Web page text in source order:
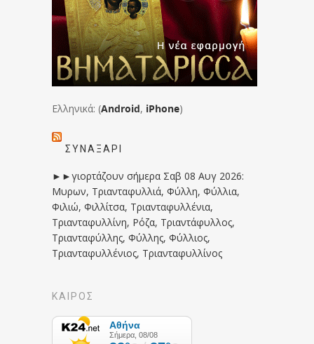
Ελληνικά: (Android, iPhone)
ΣΥΝΑΞΆΡΙ
►►γιορτάζουν σήμερα Σαβ 08 Αυγ 2026:
Μυρων, Τριανταφυλλιά, Φύλλη, Φύλλια,
Φιλιώ, Φιλλίτσα, Τριανταφυλλένια,
Τριανταφυλλίνη, Ρόζα, Τριαντάφυλλος,
Τριανταφύλλης, Φύλλης, Φύλλιος,
Τριανταφυλλένιος, Τριανταφυλλίνος
ΚΑΙΡΟΣ